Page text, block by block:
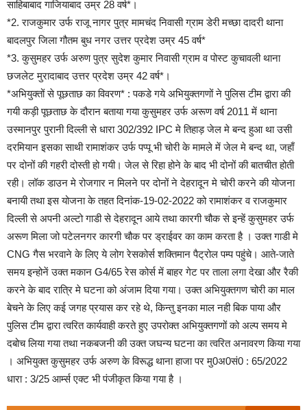
साहिबाबाद गाजियाबाद उम्र 28 वर्ष*।
*2. राजकुमार उर्फ राजू नागर पुत्र मामचंद निवासी ग्राम डेरी मच्छा दादरी थाना
बादलपुर जिला गौतम बुध नगर उत्तर प्रदेश उम्र 45 वर्ष*
*3. कुसुमहर उर्फ अरुण पुत्र सुदेश कुमार निवासी ग्राम व पोस्ट कुचावली थाना
छजलेट मुरादाबाद उत्तर प्रदेश उम्र 42 वर्ष*।
*अभियुक्तों से पूछताछ का विवरण* : पकडे गये अभियुक्तगणों ने पुलिस टीम द्वारा की
गयी कड़ी पूछताछ के दौरान बताया गया कुसुमहर उर्फ अरूण वर्ष 2011 में थाना
उस्मानपुर पुरानी दिल्ली से धारा 302/392 IPC मे तिहाड़ जेल मे बन्द हुआ था उसी
दरमियान इसका साथी रामाशंकर उर्फ पप्पू भी चोरी के मामले में जेल मे बन्द था, जहाँ
पर दोनों की गहरी दोस्ती हो गयी। जेल से रिहा होने के बाद भी दोनों की बातचीत होती
रही। लॉक डाउन मे रोजगार न मिलने पर दोनों ने देहरादून मे चोरी करने की योजना
बनायी तथा इस योजना के तहत दिनांक-19-02-2022 को रामाशंकर व राजकुमार
दिल्ली से अपनी अल्टो गाडी से देहरादून आये तथा कारगी चौक से इन्हें कुसुमहर उर्फ
अरूण मिला जो पटेलनगर कारगी चौक पर ड्राईवर का काम करता है । उक्त गाडी मे
CNG गैस भरवाने के लिए ये लोग रेसकोर्स शक्तिमान पैट्रोल पम्प पहुंचे। आते-जाते
समय इन्होनें उक्त मकान G4/65 रेस कोर्स में बाहर गेट पर ताला लगा देखा और रैकी
करने के बाद रात्रि मे घटना को अंजाम दिया गया। उक्त अभियुक्तगण चोरी का माल
बेचने के लिए कई जगह प्रयास कर रहे थे, किन्तु इनका माल नही बिक पाया और
पुलिस टीम द्वारा त्वरित कार्यवाही करते हुए उपरोक्त अभियुक्तगणों को अल्प समय मे
दबोच लिया गया तथा नकबजनी की उक्त जघन्य घटना का त्वरित अनावरण किया गया
। अभियुक्त कुसुमहर उर्फ अरुण के विरूद्ध थाना हाजा पर मु0अ0सं0 : 65/2022
धारा : 3/25 आर्म्स एक्ट भी पंजीकृत किया गया है ।